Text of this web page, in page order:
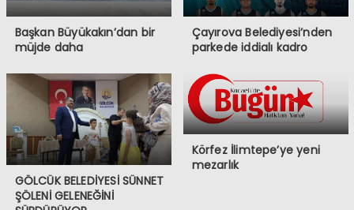
Başkan Büyükakın’dan bir
müjde daha
Çayırova Belediyesi’nden
parkede iddialı kadro
GÖLCÜK BELEDİYESİ SÜNNET
ŞÖLENİ GELENEĞİNİ
Körfez İlimtepe’ye yeni
mezarlık